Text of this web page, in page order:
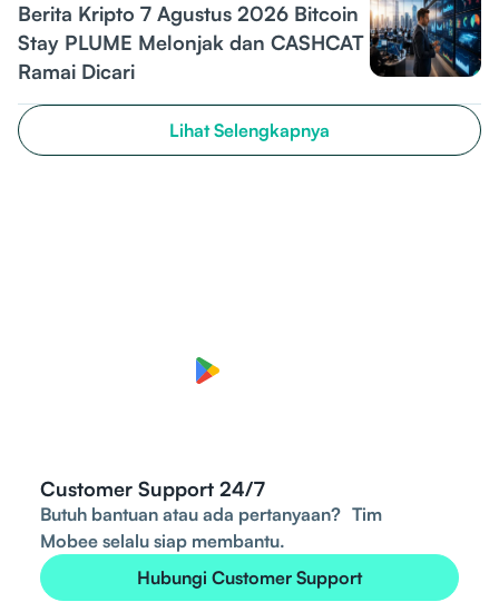
Berita Kripto 7 Agustus 2026 Bitcoin
Stay PLUME Melonjak dan CASHCAT
Ramai Dicari
Lihat Selengkapnya
Customer Support 24/7
Butuh bantuan atau ada pertanyaan? Tim
Mobee selalu siap membantu.
Hubungi Customer Support